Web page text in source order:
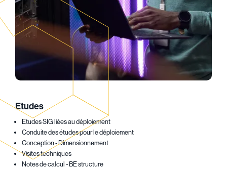
Etudes
Etudes SIG liées au déploiement
Conduite des études pour le déploiement
Conception - Dimensionnement
Visites techniques
Notes de calcul - BE structure